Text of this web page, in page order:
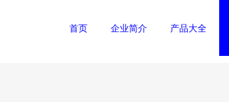
首页 企业简介 产品大全